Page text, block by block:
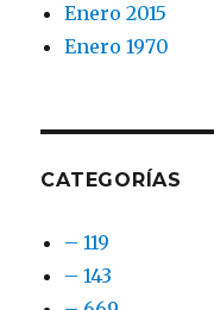
Enero 2015
Enero 1970
CATEGORÍAS
– 119
– 143